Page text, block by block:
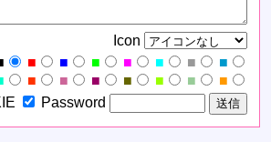
Icon
■ ■ ■ ■ ■ ■
■
■ ■ ■ ■ ■ ■
■
Password